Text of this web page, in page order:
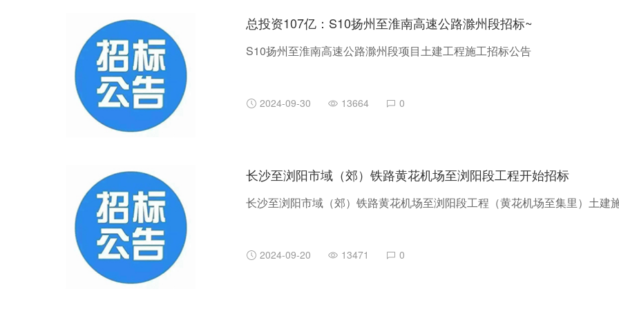
总投资107亿：S10扬州至淮南高速公路滁州段招标~
S10扬州至淮南高速公路滁州段项目土建工程施工招标公告
2024-09-30 13664 0
长沙至浏阳市域（郊）铁路黄花机场至浏阳段工程开始招标
长沙至浏阳市域（郊）铁路黄花机场至浏阳段工程（黄花机场至集里）土建
2024-09-20 13471 0